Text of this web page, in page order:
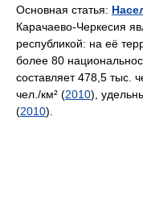
Основная статья:
Карачаево-Черкесия
республикой: на её
более 80
составляет 478,5 тыс.
чел./км² (2010),
(2010).